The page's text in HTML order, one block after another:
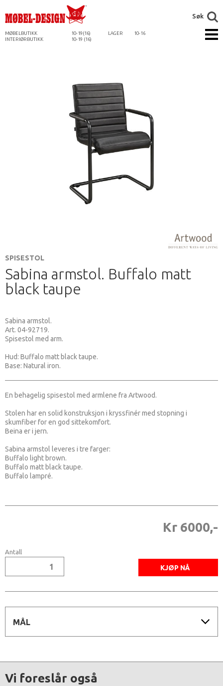
MØBELBUTIKK 10-19(16) LAGER
10-16
INTERIØRBUTIKK
10-19 (16)
Søk
SPISESTOL
Sabina armstol. Buffalo matt
black taupe
Sabina armstol.
Art. 04-92719.
Spisestol med arm.
Hud: Buffalo matt black taupe.
Base: Natural iron.
En behagelig spisestol med armlene fra Artwood.
Stolen har en solid konstruksjon i kryssfinér med stopning i
skumfiber for en god sittekomfort.
Beina er i jern.
Sabina armstol leveres i tre farger:
Buffalo light brown.
Buffalo matt black taupe.
Buffalo lampré.
Kr 6000,-
Antall
MÅL
Vi foreslår også